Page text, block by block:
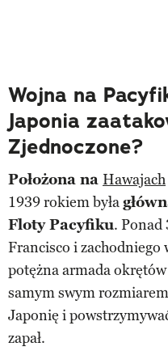
Wojna na
Japonia
Zjednoczone?
Położona na Hawajach
1939 rokiem była
Floty Pacyfiku. Ponad
Francisco i zachodniego
potężna armada
samym swym
Japonię i
zapał.